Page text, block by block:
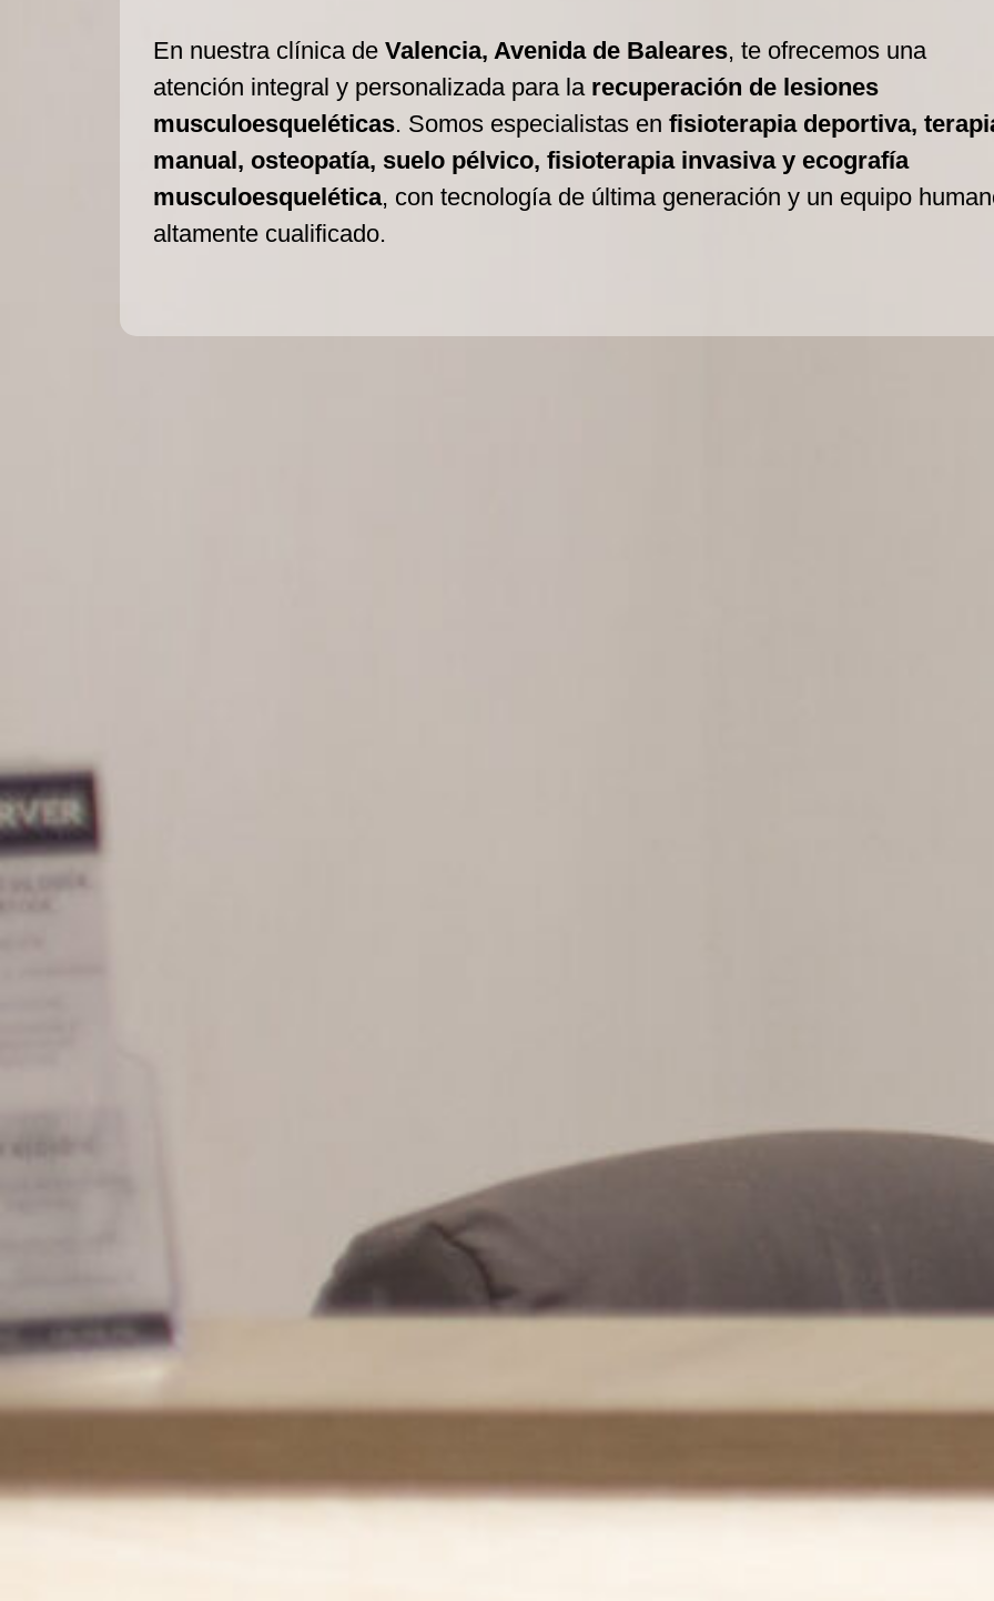
En nuestra clínica de Valencia, Avenida de Baleares, te ofrecemos una
atención integral y personalizada para la recuperación de lesiones
musculoesqueléticas. Somos especialistas en fisioterapia deportiva,
manual, osteopatía, suelo pélvico, fisioterapia invasiva y ecografía
musculoesquelética, con tecnología de última generación y un equipo
altamente cualificado.